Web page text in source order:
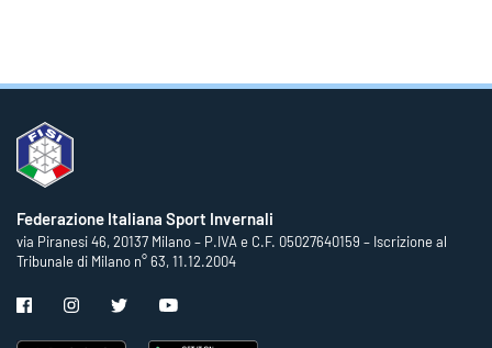
Federazione Italiana Sport Invernali
via Piranesi 46, 20137 Milano – P.IVA e C.F. 05027640159 – Iscrizione al
Tribunale di Milano n° 63, 11.12.2004